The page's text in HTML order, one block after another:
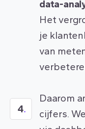
4.
data-
Het
je
van
Daarom
cijfers.